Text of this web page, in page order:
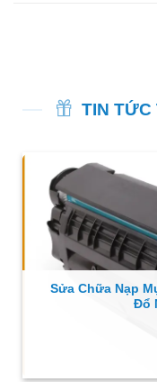
TIN TỨC
Sửa Chữa Nạp
Đổ